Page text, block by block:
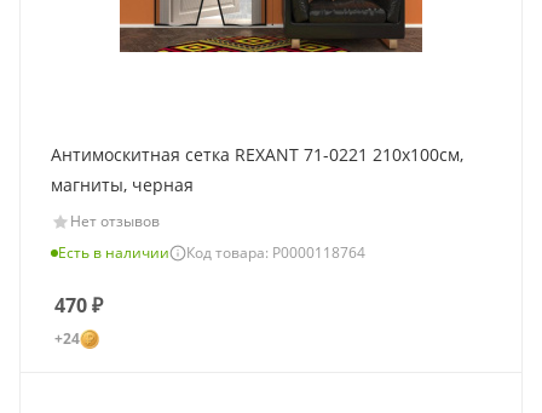
Антимоскитная сетка REXANT 71-0221 210х100см,
магниты, черная
Нет отзывов
Есть в наличии
Код товара: Р0000118764
470₽
+24